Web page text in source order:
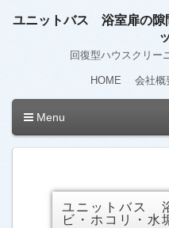
ユニットバス 浴室扉の隙
回復型ハウスクリー
HOME 会社概
Menu
ユニットバス
ビ・ホコリ・水